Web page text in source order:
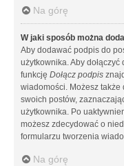
Na górę
W jaki sposób można
Aby dodawać podpis do
użytkownika. Aby
funkcję Dołącz podpis
wiadomości. Możesz
swoich postów,
użytkownika. Po
możesz zdecydować o
formularzu tworzenia
Na górę